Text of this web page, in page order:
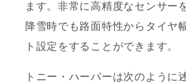
ます。非常に高精度なセンサー
降雪時でも路面特性からタイヤ
ト設定をすることができます。
トニー・ハーパーは次のように